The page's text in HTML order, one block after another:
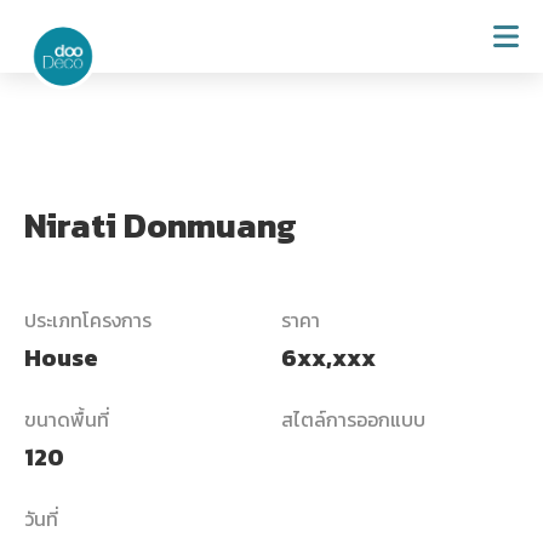
Nirati Donmuang
ประเภทโครงการ
House
ราคา
6xx,xxx
ขนาดพื้นที่
120
สไตล์การออกแบบ
วันที่